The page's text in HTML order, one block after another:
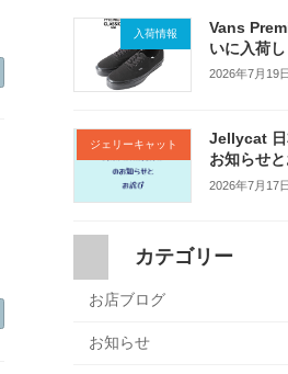
入荷情報
Vans
いに入荷し
2026年7月19日
ジェリーキャット
Jellycat 日
お知らせ
2026年7月17日
カテゴリー
お店ブログ
お知らせ